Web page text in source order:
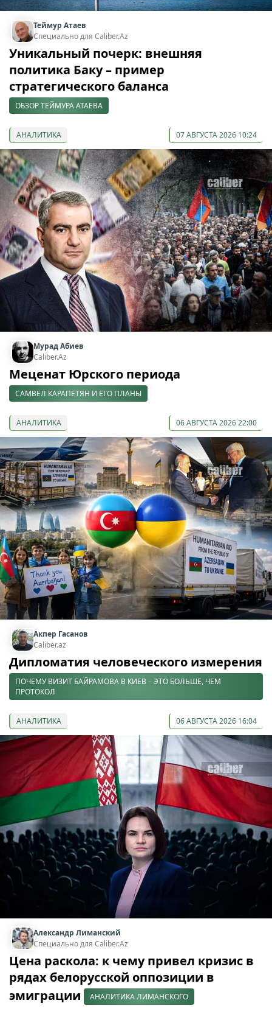
Теймур Атаев
Специально для Caliber.Az
Уникальный почерк: внешняя
политика Баку – пример
стратегического баланса
ОБЗОР ТЕЙМУРА АТАЕВА
АНАЛИТИКА 07 АВГУСТА 2026 10:24
Мурад Абиев
Caliber.Az
Меценат Юрского периода
САМВЕЛ КАРАПЕТЯН И ЕГО ПЛАНЫ
АНАЛИТИКА 06 АВГУСТА 2026 22:00
Акпер Гасанов
Caliber.az
Дипломатия человеческого измерения
ПОЧЕМУ ВИЗИТ БАЙРАМОВА В КИЕВ – ЭТО БОЛЬШЕ, ЧЕМ
ПРОТОКОЛ
АНАЛИТИКА 06 АВГУСТА 2026 16:04
Александр Лиманский
Специально для Caliber.Az
Цена раскола: к чему привел кризис в
рядах белорусской оппозиции в
эмиграции
АНАЛИТИКА ЛИМАНСКОГО